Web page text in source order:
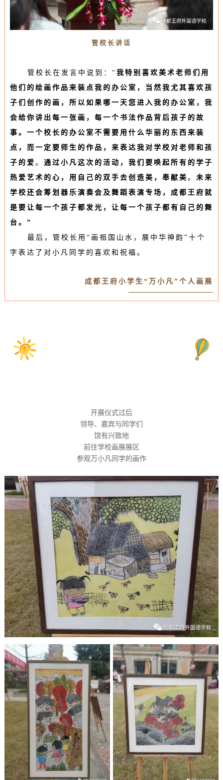
管校长讲话
管校长在发言中说到：“ 我特别喜欢美术老师们用
他们的绘画作品来装点我的办公室，当然我尤其喜欢孩
子们创作的画，所以如果哪一天您进入我的办公室，我
会给你讲出每一张画，每一个书法作品背后孩子的故
事。 一个校长的办公室不需要用什么华丽的东西来装
点，而一定要师生的作品，来表达我对学校对老师和孩
子的爱 。 通过小凡这次的活动，我们要唤起所有的学子
热爱艺术的心，用自己的双手去创造美，奉献美 。 未来
学校还会筹划器乐演奏会及舞蹈表演专场， 成都王府就
是要让每一个孩子都发光，让每一个孩子都有自己的舞
台。”
最后，管校长用“画祖国山水，展中华神韵”十个
字表达了对小凡同学的喜欢和祝福。
成都王府小学生“万小凡”个人画展
开展仪式过后
领导、嘉宾与同学们
饶有兴致地
前往学校画展展区
参观万小凡同学的画作